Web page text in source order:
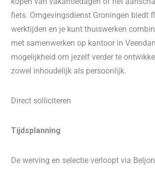
fiets. Omgevingsdienst Groningen biedt
werktijden en je kunt thuiswerken
met samenwerken op kantoor in
mogelijkheid om jezelf verder te
zowel inhoudelijk als persoonlijk.
Direct solliciteren
Tijdsplanning
De werving en selectie verloopt via